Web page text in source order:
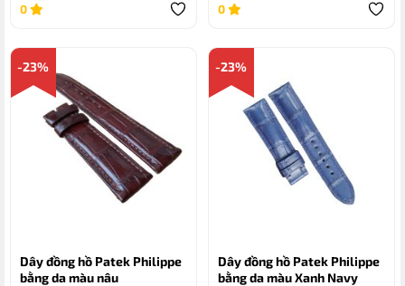
0 0
-23%
Dây đồng hồ Patek Philippe
bằng da màu nâu
-23%
Dây đồng hồ Patek Philippe
bằng da màu Xanh Navy